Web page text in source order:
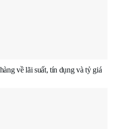
về lãi suất, tín dụng và tỷ giá